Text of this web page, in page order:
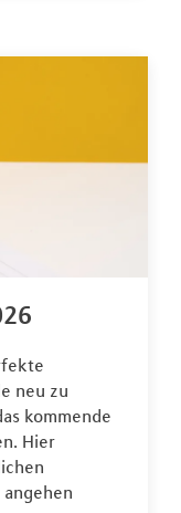
neu zu
kommende
Hier